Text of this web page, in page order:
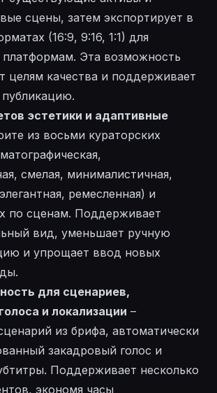
сцены, затем экспортирует в
(16:9, 9:16, 1:1) для
платформам. Эта возможность
целям качества и поддерживает
эстетики и адаптивные
из восьми кураторских
смелая, минималистичная,
ремесленная) и
по сценам. Поддерживает
вид, уменьшает ручную
и упрощает ввод новых
для сценариев,
и локализации –
из брифа, автоматически
закадровый голос и
Поддерживает несколько
экономя часы